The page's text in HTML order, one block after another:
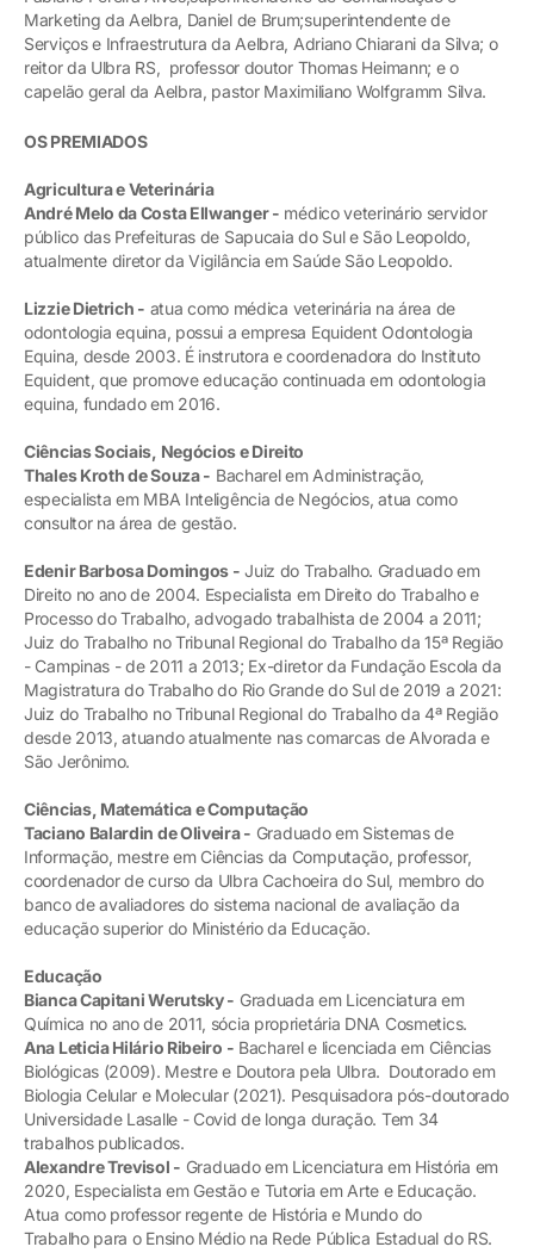
Marketing da Aelbra, Daniel de Brum;superintendente de
Serviços e Infraestrutura da Aelbra, Adriano Chiarani da Silva; o
reitor da Ulbra RS, professor doutor Thomas Heimann; e o
capelão geral da Aelbra, pastor Maximiliano Wolfgramm Silva.
OS PREMIADOS
Agricultura e Veterinária
André Melo da Costa Ellwanger - médico veterinário servidor
público das Prefeituras de Sapucaia do Sul e São Leopoldo,
atualmente diretor da Vigilância em Saúde São Leopoldo.
Lizzie Dietrich - atua como médica veterinária na área de
odontologia equina, possui a empresa Equident Odontologia
Equina, desde 2003. É instrutora e coordenadora do Instituto
Equident, que promove educação continuada em odontologia
equina, fundado em 2016.
Ciências Sociais, Negócios e Direito
Thales Kroth de Souza - Bacharel em Administração,
especialista em MBA Inteligência de Negócios, atua como
consultor na área de gestão.
Edenir Barbosa Domingos - Juiz do Trabalho. Graduado em
Direito no ano de 2004. Especialista em Direito do Trabalho e
Processo do Trabalho, advogado trabalhista de 2004 a 2011;
Juiz do Trabalho no Tribunal Regional do Trabalho da 15ª Região
- Campinas - de 2011 a 2013; Ex-diretor da Fundação Escola da
Magistratura do Trabalho do Rio Grande do Sul de 2019 a 2021:
Juiz do Trabalho no Tribunal Regional do Trabalho da 4ª Região
desde 2013, atuando atualmente nas comarcas de Alvorada e
São Jerônimo.
Ciências, Matemática e Computação
Taciano Balardin de Oliveira - Graduado em Sistemas de
Informação, mestre em Ciências da Computação, professor,
coordenador de curso da Ulbra Cachoeira do Sul, membro do
banco de avaliadores do sistema nacional de avaliação da
educação superior do Ministério da Educação.
Educação
Bianca Capitani Werutsky - Graduada em Licenciatura em
Química no ano de 2011, sócia proprietária DNA Cosmetics.
Ana Leticia Hilário Ribeiro - Bacharel e licenciada em Ciências
Biológicas (2009). Mestre e Doutora pela Ulbra. Doutorado em
Biologia Celular e Molecular (2021). Pesquisadora pós-doutorado
Universidade Lasalle - Covid de longa duração. Tem 34
trabalhos publicados.
Alexandre Trevisol - Graduado em Licenciatura em História em
2020, Especialista em Gestão e Tutoria em Arte e Educação.
Atua como professor regente de História e Mundo do
Trabalho para o Ensino Médio na Rede Pública Estadual do RS.